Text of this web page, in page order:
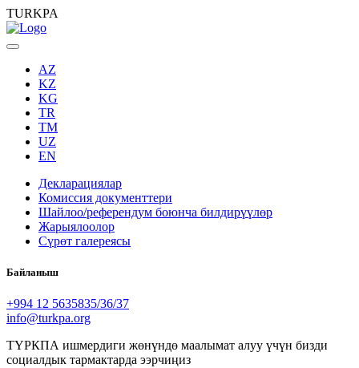
TURKPA
AZ
KZ
KG
TR
TM
UZ
EN
Декларациялар
Комиссия документтери
Шайлоо/референдум боюнча билдирүүлөр
Жарыялоолор
Сүрөт галереясы
Байланыш
+994 12 5635835/36/37
info@turkpa.org
ТҮРКПА ишмердиги жөнүндө маалымат алуу үчүн бизди
социалдык тармактарда ээрчиңиз